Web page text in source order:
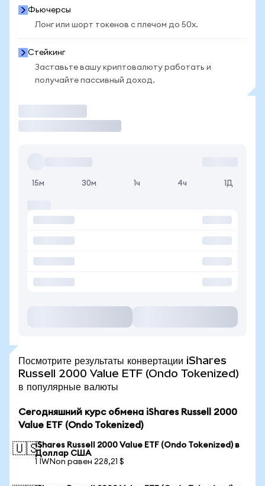
Фьючерсы
Лонг или шорт токенов с плечом до 50x.
Стейкинг
Заставьте вашу криптовалюту работать и
получайте пассивный доход.
15м 30м 1ч 4ч 1Д
Посмотрите результаты конвертации iShares
Russell 2000 Value ETF (Ondo Tokenized)
в популярные валюты
Сегодняшний курс обмена iShares Russell 2000
Value ETF (Ondo Tokenized)
🇺🇸iShares Russell 2000 Value ETF (Ondo Tokenized) в
Доллар США
1 IWNon равен 228,21 $